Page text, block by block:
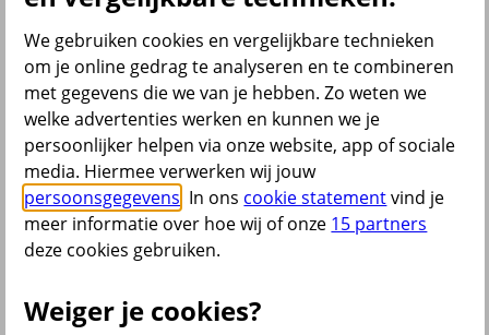
Bekijk ook
All Risk Autoverzekering
Car insurance Netherlands
Groene kaart auto
Kentekencheck
WA Autoverzekering
WA+ Beperkt Casco Autoverzekering
Bakfiets verzekeren
Collectiviteitskorting
Schade melden
Wijzigen uitvaartverzekering
We gebruiken cookies en vergelijkbare technieken
om je online gedrag te analyseren en te combineren
met gegevens die we van je hebben. Zo weten we
welke advertenties werken en kunnen we je
persoonlijker helpen via onze website, app of sociale
media. Hiermee verwerken wij jouw
persoonsgegevens . In ons cookie statementvind je
meer informatie over hoe wij of onze 15 partners
deze cookies gebruiken.
Weiger je cookies?